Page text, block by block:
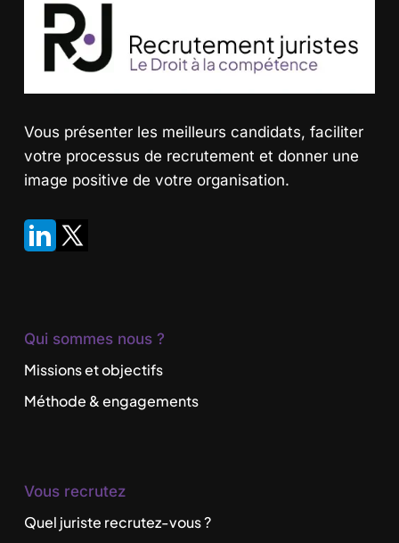
Vous présenter les meilleurs candidats, faciliter
votre processus de recrutement et donner une
image positive de votre organisation.
Qui sommes nous ?
Missions et objectifs
Méthode & engagements
Vous recrutez
Quel juriste recrutez-vous ?